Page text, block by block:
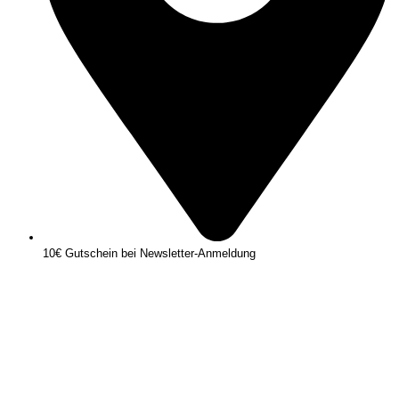
10€ Gutschein bei Newsletter-Anmeldung